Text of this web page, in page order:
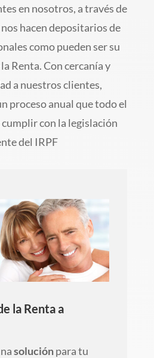
en nosotros, a través de
hacen depositarios de
como pueden ser su
Renta. Con cercanía y
a nuestros clientes,
proceso anual que todo el
con la legislación
del IRPF
la Renta a
soluciónpara tu